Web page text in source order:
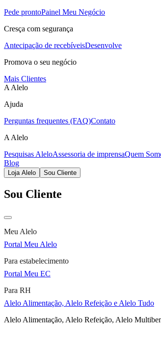
Pede prontoPainel Meu Negócio
Cresça com segurança
Antecipação de recebíveisDesenvolve
Promova o seu negócio
Mais Clientes
A Alelo
Ajuda
Perguntas frequentes (FAQ)Contato
A Alelo
Pesquisas AleloAssessoria de imprensaQuem
Blog
Loja Alelo Sou Cliente
Sou Cliente
Meu Alelo
Portal Meu Alelo
Para estabelecimento
Portal Meu EC
Para RH
Alelo Alimentação, Alelo Refeição e Alelo Tudo
Alelo Alimentação, Alelo Refeição, Alelo